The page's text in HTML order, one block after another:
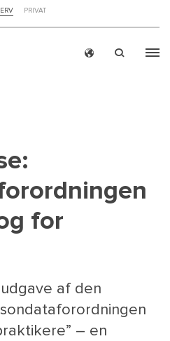
PRIVAT
for
af den
– en